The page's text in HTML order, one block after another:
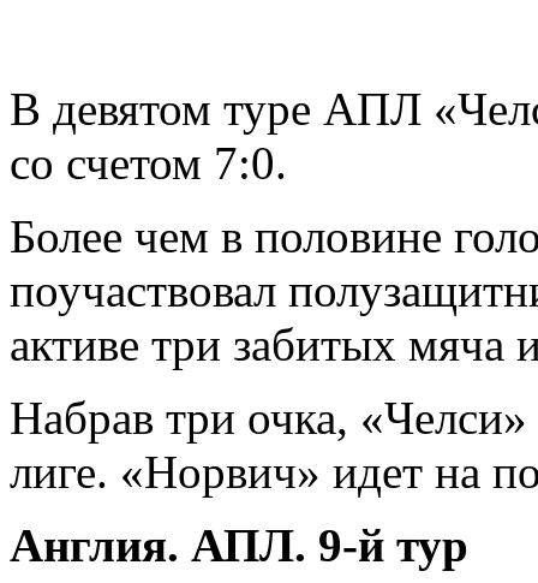
В девятом туре АПЛ
со счетом 7:0.
Более чем в половине
поучаствовал
активе три забитых мяча
Набрав три очка, «Челси»
лиге. «Норвич» идет на
Англия. АПЛ. 9-й тур